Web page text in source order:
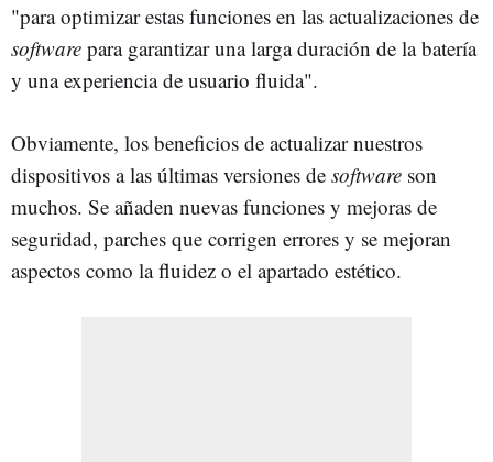
"para optimizar estas funciones en las actualizaciones de
software para garantizar una larga duración de la batería
y una experiencia de usuario fluida".
Obviamente, los beneficios de actualizar nuestros
dispositivos a las últimas versiones de software son
muchos. Se añaden nuevas funciones y mejoras de
seguridad, parches que corrigen errores y se mejoran
aspectos como la fluidez o el apartado estético.